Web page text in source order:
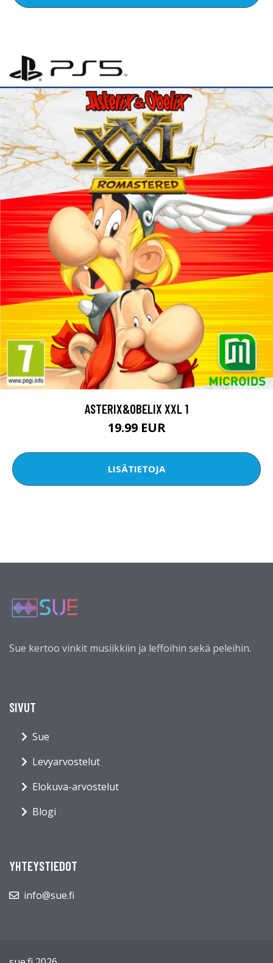
ASTERIX&OBELIX XXL 1
19.99 EUR
LISÄTIETOJA
Sue kertoo vinkit musiikkiin ja leffoihin sekä peleihin.
SIVUT
Sue
Levyarvostelut
Elokuva-arvostelut
Blogi
YHTEYSTIEDOT
info@sue.fi